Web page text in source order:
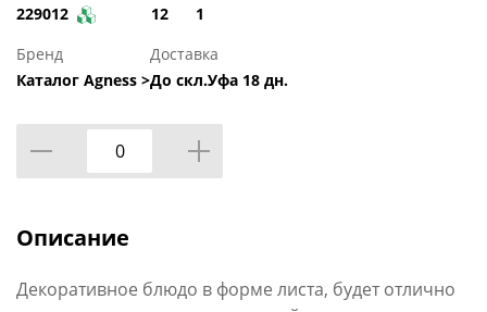
229012
12
1
Бренд
Каталог Agness >
Доставка
До скл.Уфа 18 дн.
Описание
Декоративное блюдо в форме листа, будет отлично